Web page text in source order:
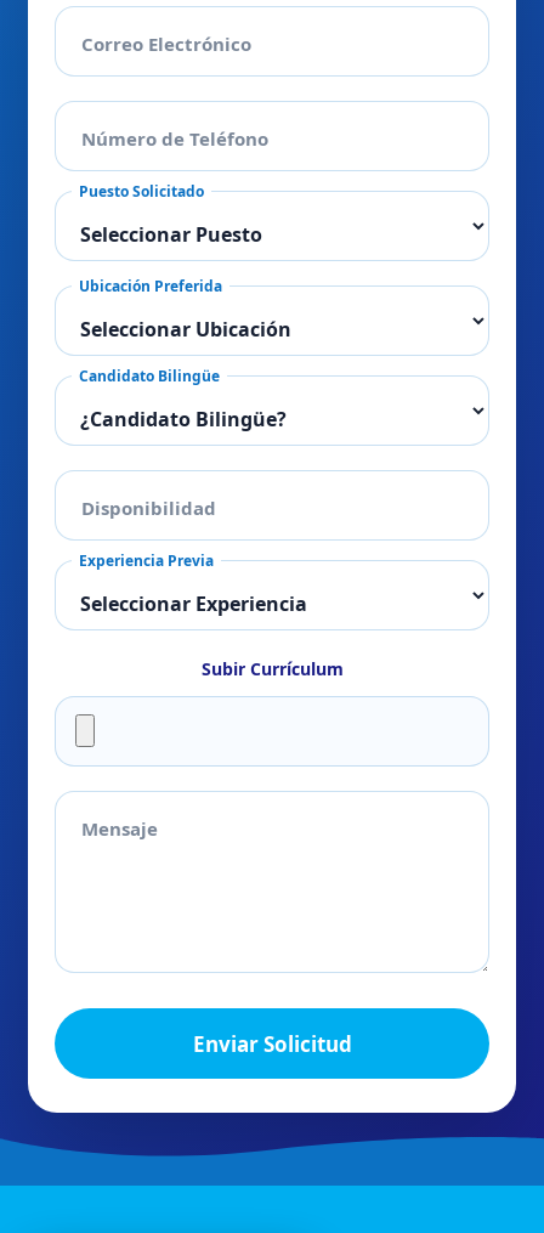
Correo Electrónico
Número de Teléfono
Puesto Solicitado
Ubicación Preferida
Candidato Bilingüe
Disponibilidad
Experiencia Previa
Subir Currículum
Mensaje